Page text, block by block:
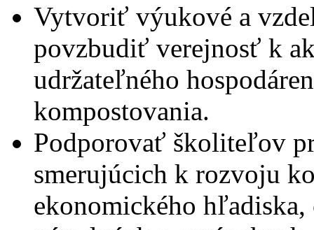
Vytvoriť výukové a
povzbudiť verejnosť k
udržateľného
kompostovania.
Podporovať školiteľov
smerujúcich k rozvoju
ekonomického